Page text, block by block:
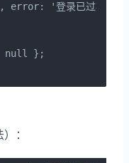
'登录已过期' };
null };
：